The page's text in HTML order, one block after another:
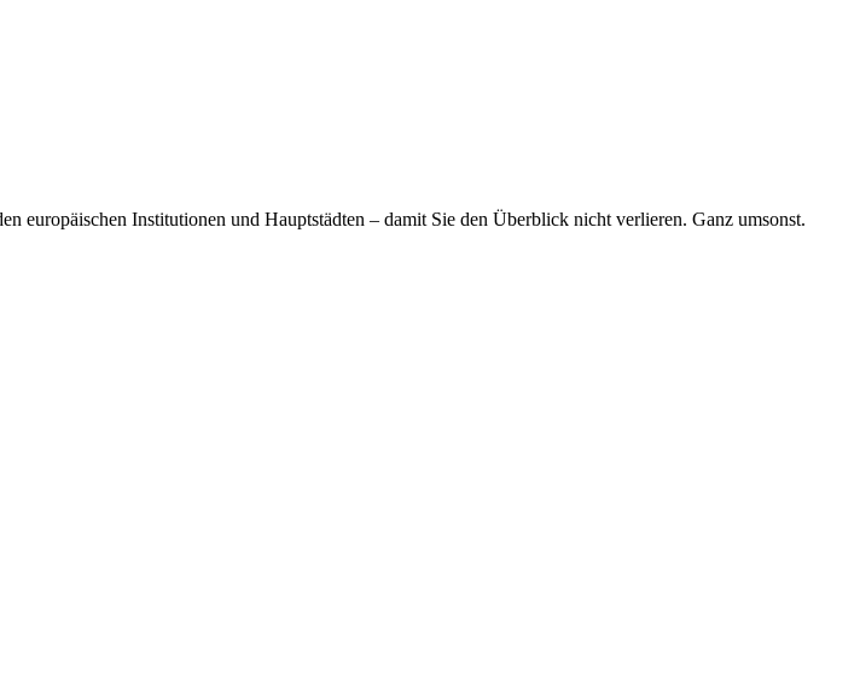
europäischen Institutionen und Hauptstädten – damit Sie den Überblick nicht verlieren. Ganz umsonst.